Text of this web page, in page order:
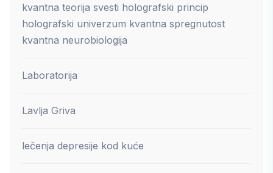
kvantna teorija svesti holografski princip
holografski univerzum kvantna spregnutost
kvantna neurobiologija
Laboratorija
Lavlja Griva
lečenja depresije kod kuće